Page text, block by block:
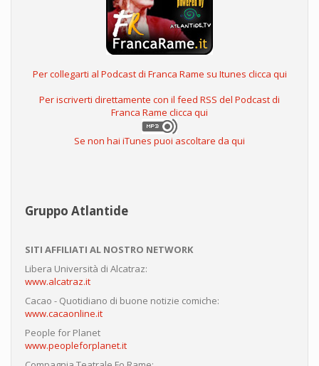
Per collegarti al Podcast di Franca Rame su Itunes clicca qui
Per iscriverti direttamente con il feed RSS del Podcast di
Franca Rame clicca qui
Se non hai iTunes puoi ascoltare da qui
Gruppo Atlantide
SITI AFFILIATI AL NOSTRO NETWORK
Libera Università di Alcatraz:
www.alcatraz.it
Cacao - Quotidiano di buone notizie comiche:
www.cacaonline.it
People for Planet
www.peopleforplanet.it